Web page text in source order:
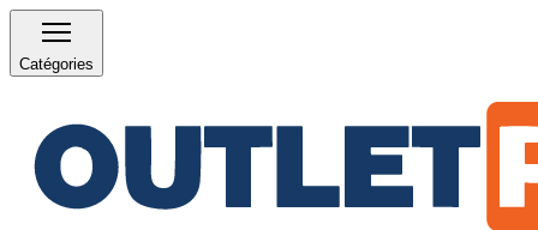
Catégories